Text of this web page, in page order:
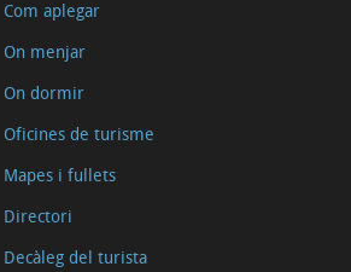
Com aplegar
On menjar
On dormir
Oficines de turisme
Mapes i fullets
Directori
Decàleg del turista